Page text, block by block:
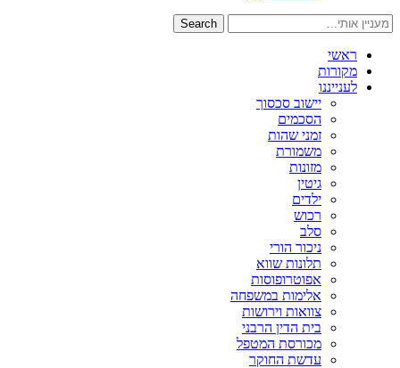
Search
ראשי
מקורות
לענייננו
יישוב סכסוך
הסכמים
זמני שהות
משמורת
מזונות
גיטין
ילדים
רכוש
סלב
ניכור הורי
תלונות שווא
אפוטרופוסות
אלימות במשפחה
צוואות וירושות
בית הדין הרבני
מכורסת המטפל
עדשת החוקר